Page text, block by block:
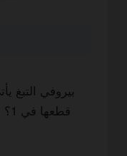
بيروفي التبغ